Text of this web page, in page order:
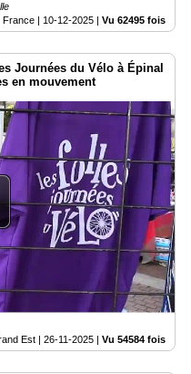
France | 10-12-2025 Vu 62495 fois
Journées du Vélo à Épinal
en mouvement
Est | 26-11-2025 | Vu 54584 fois